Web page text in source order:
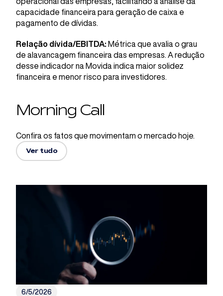
capacidade financeira para geração de caixa e
pagamento de dívidas.
Relação dívida/EBITDA: Métrica que avalia o grau
de alavancagem financeira das empresas. A redução
desse indicador na Movida indica maior solidez
financeira e menor risco para investidores.
Morning Call
Confira os fatos que movimentam o mercado hoje.
Ver tudo
6/5/2026